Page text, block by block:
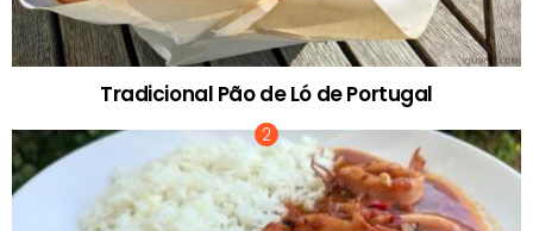
Tradicional Pão de Ló de Portugal